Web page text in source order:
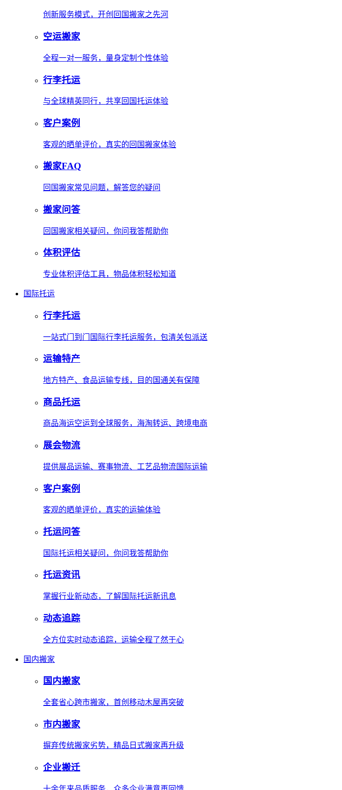
创新服务模式，开创回国搬家之先河
空运搬家
全程一对一服务，量身定制个性体验
行李托运
与全球精英同行，共享回国托运体验
客户案例
客观的晒单评价，真实的回国搬家体验
搬家FAQ
回国搬家常见问题，解答您的疑问
搬家问答
回国搬家相关疑问，你问我答帮助你
体积评估
专业体积评估工具，物品体积轻松知道
国际托运
行李托运
一站式门到门国际行李托运服务，包清关包派送
运输特产
地方特产、食品运输专线，目的国通关有保障
商品托运
商品海运空运到全球服务，海淘转运、跨境电商
展会物流
提供展品运输、赛事物流、工艺品物流国际运输
客户案例
客观的晒单评价，真实的运输体验
托运问答
国际托运相关疑问，你问我答帮助你
托运资讯
掌握行业新动态，了解国际托运新讯息
动态追踪
全方位实时动态追踪，运输全程了然于心
国内搬家
国内搬家
全套省心跨市搬家，首创移动木屋再突破
市内搬家
摒弃传统搬家劣势，精品日式搬家再升级
企业搬迁